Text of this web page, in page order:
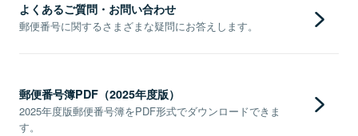
よくあるご質問・お問い合わせ
郵便番号に関するさまざまな疑問にお答えします。
郵便番号簿PDF（2025年度版）
2025年度版郵便番号簿をPDF形式でダウンロードできま
す。